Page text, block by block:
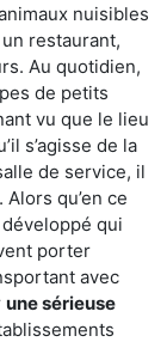
nuisibles
restaurant,
Au quotidien,
de petits
vu que le lieu
s’agisse de la
de service, il
qu’en ce
qui
porter
avec
une sérieuse